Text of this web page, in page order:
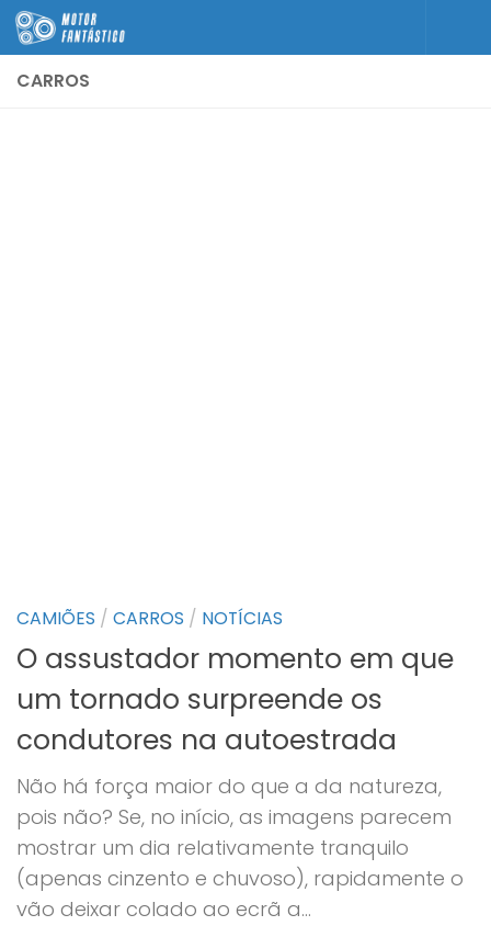
Skip to content
CARROS
CAMIÕES / CARROS / NOTÍCIAS
O assustador momento em que
um tornado surpreende os
condutores na autoestrada
Não há força maior do que a da natureza,
pois não? Se, no início, as imagens parecem
mostrar um dia relativamente tranquilo
(apenas cinzento e chuvoso), rapidamente o
vão deixar colado ao ecrã a...